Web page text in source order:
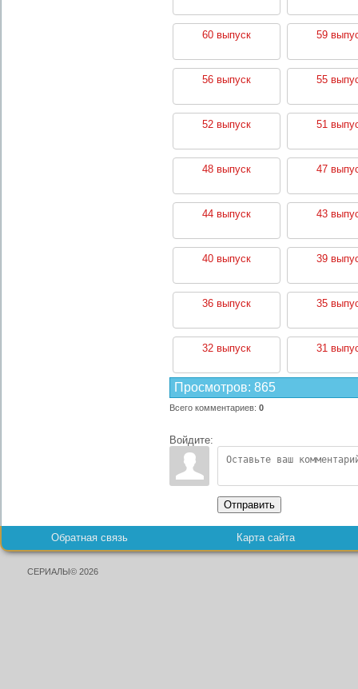
60 выпуск 59
56 выпуск 55
52 выпуск 51
48 выпуск 47
44 выпуск 43
40 выпуск 39
36 выпуск 35
32 выпуск 31
Просмотров: 865
Всего комментариев: 0
Войдите:
Отправить
Обратная связь Карта сайта
СЕРИАЛЫ© 2026